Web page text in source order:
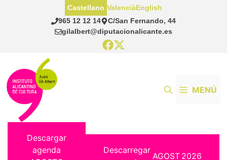
965 12 12 14
C/San Fernando, 44
gilalbert@diputacionalicante.es
Castellano ValenciàEnglish
MENÚ
Descargar
agenda
Descarregar
AGOST 2026